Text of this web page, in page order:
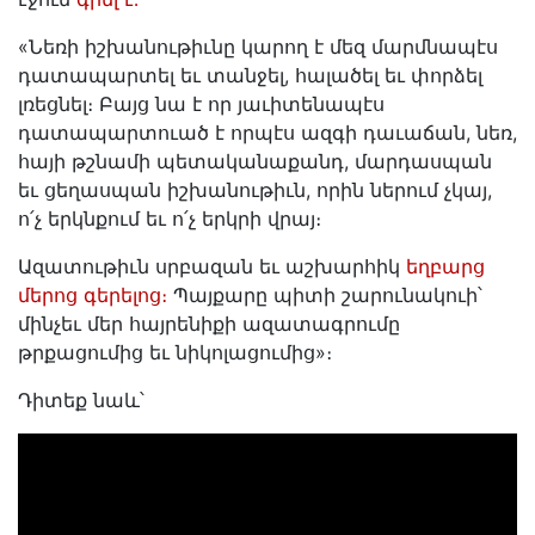
«Նեռի իշխանութիւնը կարող է մեզ մարմնապէս
դատապարտել եւ տանջել, հալածել եւ փորձել
լռեցնել։ Բայց նա է որ յաւիտենապէս
դատապարտուած է որպէս ազգի դաւաճան, նեռ,
հայի թշնամի պետականաքանդ, մարդասպան
եւ ցեղասպան իշխանութիւն, որին ներում չկայ,
ո՛չ երկնքում եւ ո՛չ երկրի վրայ։
Ազատութիւն սրբազան եւ աշխարհիկ եղբարց
մերոց գերելոց։ Պայքարը պիտի շարունակուի՝
մինչեւ մեր հայրենիքի ազատագրումը
թրքացումից եւ նիկոլացումից»։
Դիտեք նաև՝